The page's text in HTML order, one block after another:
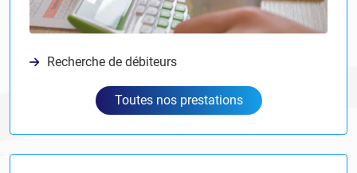
Recherche de débiteurs
Toutes nos prestations